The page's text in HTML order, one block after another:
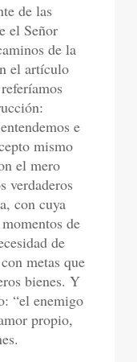
de las
el Señor
de la
el artículo
e
mismo
el mero
verdaderos
con cuya
de
de
metas que
bienes. Y
“el enemigo
propio,